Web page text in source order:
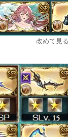
改めて見